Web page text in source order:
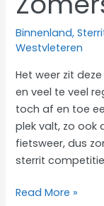
Binnenland,
Westvleteren
Het weer zit
en veel te veel
toch af en toe
plek valt, zo ook
fietsweer, dus
sterrit
Zomerse
Read More »